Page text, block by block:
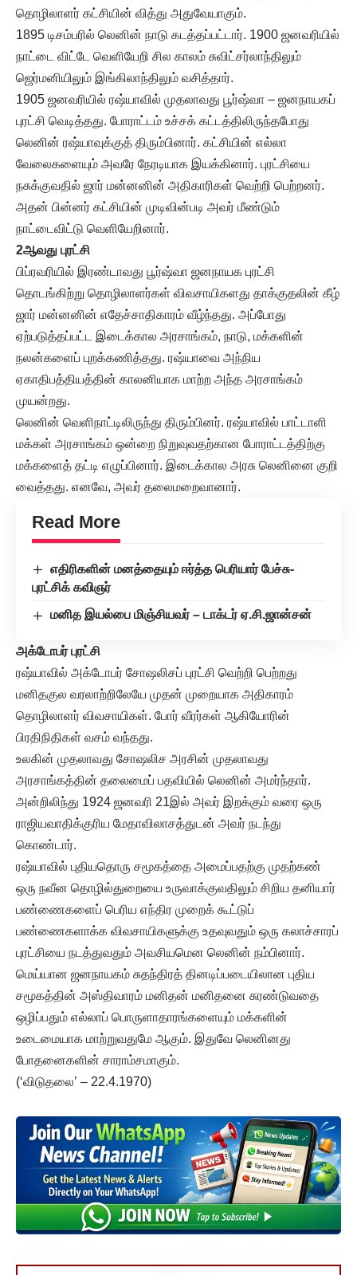
தொழிலாளர் கட்சியின் வித்து அதுவேயாகும்.
1895 டிசம்பரில் லெனின் நாடு கடத்தப்பட்டார். 1900 ஜனவரியில்
நாட்டை விட்டே வெளியேறி சில காலம் சுவிட்சர்லாந்திலும்
ஜெர்மனியிலும் இங்கிலாந்திலும் வசித்தார்.
1905 ஜனவரியில் ரஷ்யாவில் முதலாவது பூர்ஷ்வா – ஜனநாயகப்
புரட்சி வெடித்தது. போராட்டம் உச்சக் கட்டத்திலிருந்தபோது
லெனின் ரஷ்யாவுக்குத் திரும்பினார். கட்சியின் எல்லா
வேலைகளையும் அவரே நேரடியாக இயக்கினார். புரட்சியை
நசுக்குவதில் ஜார் மன்னனின் அதிகாரிகள் வெற்றி பெற்றனர்.
அதன் பின்னர் கட்சியின் முடிவின்படி அவர் மீண்டும்
நாட்டைவிட்டு வெளியேறினார்.
2ஆவது புரட்சி
பிப்ரவரியில் இரண்டாவது பூர்ஷ்வா ஜனநாயக புரட்சி
தொடங்கிற்று தொழிலாளர்கள் விவசாயிகளது தாக்குதலின் கீழ்
ஜார் மன்னனின் எதேச்சாதிகாரம் வீழ்ந்தது. அப்போது
ஏற்படுத்தப்பட்ட இடைக்கால அரசாங்கம், நாடு, மக்களின்
நலன்களைப் புறக்கணித்தது. ரஷ்யாவை அந்நிய
ஏகாதிபத்தியத்தின் காலனியாக மாற்ற அந்த அரசாங்கம்
முயன்றது.
லெனின் வெளிநாட்டிலிருந்து திரும்பினர். ரஷ்யாவில் பாட்டாளி
மக்கள் அரசாங்கம் ஒன்றை நிறுவுவதற்கான போராட்டத்திற்கு
மக்களைத் தட்டி எழுப்பினார். இடைக்கால அரசு லெனினை குறி
வைத்தது. எனவே, அவர் தலைமறைவானார்.
Read More
எதிரிகளின் மனத்தையும் ஈர்த்த பெரியார் பேச்சு-
புரட்சிக் கவிஞர்
மனித இயல்பை மிஞ்சியவர் – டாக்டர் ஏ.சி.ஜான்சன்
அக்டோபர் புரட்சி
ரஷ்யாவில் அக்டோபர் சோஷலிசப் புரட்சி வெற்றி பெற்றது
மனிதகுல வரலாற்றிலேயே முதன் முறையாக அதிகாரம்
தொழிலாளர் விவசாயிகள். போர் வீரர்கள் ஆகியோரின்
பிரதிநிதிகள் வசம் வந்தது.
உலகின் முதலாவது சோஷலிச அரசின் முதலாவது
அரசாங்கத்தின் தலைமைப் பதவியில் லெனின் அமர்ந்தார்.
அன்றிலிந்து 1924 ஜனவரி 21இல் அவர் இறக்கும் வரை ஒரு
ராஜியவாதிக்குரிய மேதாவிலாசத்துடன் அவர் நடந்து
கொண்டார்.
ரஷ்யாவில் புதியதொரு சமூகத்தை அமைப்பதற்கு முதற்கண்
ஒரு நவீன தொழில்துறையை உருவாக்குவதிலும் சிறிய தனியார்
பண்ணைகளைப் பெரிய எந்திர முறைக் கூட்டுப்
பண்ணைகளாக்க விவசாயிகளுக்கு உதவுவதும் ஒரு கலாச்சாரப்
புரட்சியை நடத்துவதும் அவசியமென லெனின் நம்பினார்.
மெய்யான ஜனநாயகம் சுதந்திரத் தினடிப்படையிலான புதிய
சமூகத்தின் அஸ்திவாரம் மனிதன் மனிதனை சுரண்டுவதை
ஒழிப்பதும் எல்லாப் பொருளாதாரங்களையும் மக்களின்
உடைமையாக மாற்றுவதுமே ஆகும். இதுவே லெனினது
போதனைகளின் சாராம்சமாகும்.
(‘விடுதலை’ – 22.4.1970)